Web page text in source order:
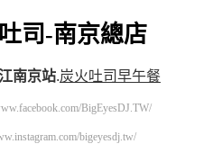
司-南京總店
南京站.炭火吐司早午餐
BigEyesDJ.TW/
bigeyesdj.tw/